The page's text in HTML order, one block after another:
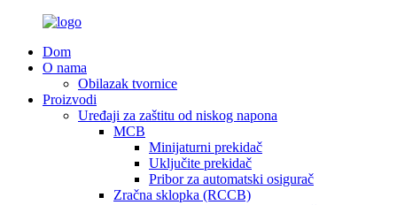
Dom
O nama
Obilazak tvornice
Proizvodi
Uređaji za zaštitu od niskog napona
MCB
Minijaturni prekidač
Uključite prekidač
Pribor za automatski osigurač
Zračna sklopka (RCCB)